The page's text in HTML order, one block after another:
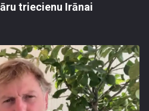
triecienu Irānai